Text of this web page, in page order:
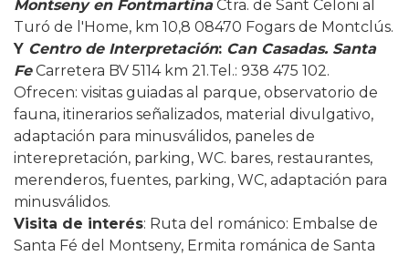
Montseny en FontmartinaCtra. de Sant Celoni al
Turó de l'Home, km 10,8 08470 Fogars de Montclús.
Y Centro de Interpretación: Can Casadas. Santa
FeCarretera BV 5114 km 21.Tel.: 938 475 102.
Ofrecen: visitas guiadas al parque, observatorio de
fauna, itinerarios señalizados, material divulgativo,
adaptación para minusválidos, paneles de
interepretación, parking, WC. bares, restaurantes,
merenderos, fuentes, parking, WC, adaptación para
minusválidos.
Visita de interés: Ruta del románico: Embalse de
Santa Fé del Montseny, Ermita románica de Santa